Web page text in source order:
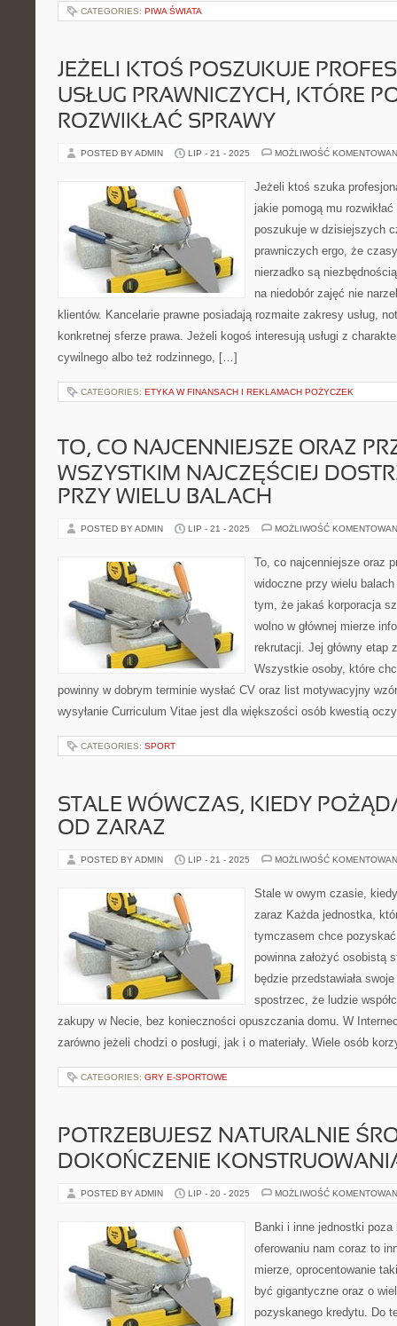
CATEGORIES: PIWA ŚWIATA
JEŻELI KTOŚ POSZUKUJE
USŁUG PRAWNICZYCH, KTÓRE
ROZWIKŁAĆ SPRAWY
POSTED BY ADMIN LIP - 21 - 2025 MOŻLIWOŚĆ
Jeżeli ktoś szuka
jakie pomogą mu
poszukuje w dzisiejszych
prawniczych ergo, że
nierzadko są
na niedobór zajęć nie
klientów. Kancelarie prawne posiadają rozmaite zakresy usług,
konkretnej sferze prawa. Jeżeli kogoś interesują usługi z
cywilnego albo też rodzinnego, […]
CATEGORIES: ETYKA W FINANSACH I REKLAMACH POŻYCZEK
TO, CO NAJCENNIEJSZE ORAZ
WSZYSTKIM NAJCZĘŚCIEJ
PRZY WIELU BALACH
POSTED BY ADMIN LIP - 21 - 2025 MOŻLIWOŚĆ
To, co najcenniejsze oraz
widoczne przy wielu
tym, że jakaś korporacja
wolno w głównej mierze
rekrutacji. Jej główny etap
Wszystkie osoby, które
powinny w dobrym terminie wysłać CV oraz list motywacyjny
wysyłanie Curriculum Vitae jest dla większości osób kwestią
CATEGORIES: SPORT
STALE WÓWCZAS, KIEDY
OD ZARAZ
POSTED BY ADMIN LIP - 21 - 2025 MOŻLIWOŚĆ
Stale w owym czasie,
zaraz Każda jednostka,
tymczasem chce
powinna założyć osobistą
będzie przedstawiała
spostrzec, że ludzie
zakupy w Necie, bez konieczności opuszczania domu. W
zarówno jeżeli chodzi o posługi, jak i o materiały. Wiele osób
CATEGORIES: GRY E-SPORTOWE
POTRZEBUJESZ NATURALNIE
DOKOŃCZENIE
POSTED BY ADMIN LIP - 20 - 2025 MOŻLIWOŚĆ
Banki i inne jednostki
oferowaniu nam coraz to
mierze, oprocentowanie
być gigantyczne oraz o
pozyskanego kredytu. Do